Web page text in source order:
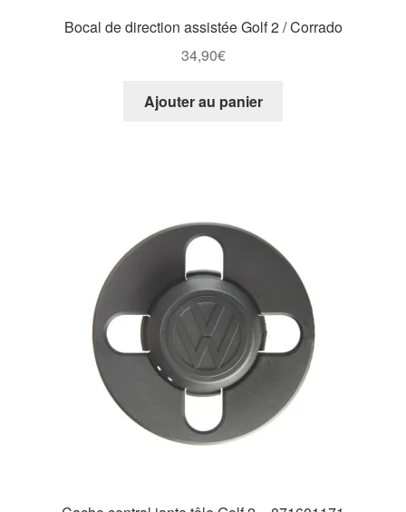
Bocal de direction assistée Golf 2 / Corrado
34,90€
Ajouter au panier